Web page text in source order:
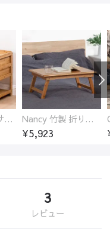
Autumnal 竹製 サイドテーブル ナイトテーブル 引き出し付き Nancy 竹製 折りたたみ式ローテーブル センターテーブル
¥5,923
3
レビュー